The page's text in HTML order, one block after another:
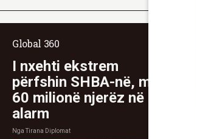
Global 360
I nxehti ekstrem
përfshin SHBA-në, mbi
60 milionë njerëz në
alarm
NgaTirana Diplomat